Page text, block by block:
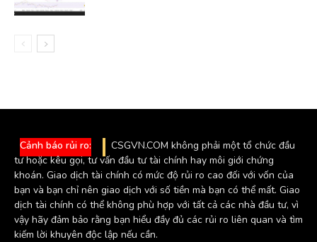
Cảnh báo rủi ro:
CSGVN.COM không phải một tổ chức đầu
tư hoặc kêu gọi, tư vấn đầu tư tài chính hay môi giới chứng
khoán. Giao dịch tài chính có mức độ rủi ro cao đối với vốn của
bạn và bạn chỉ nên giao dịch với số tiền mà bạn có thể mất. Giao
dịch tài chính có thể không phù hợp với tất cả các nhà đầu tư, vì
vậy hãy đảm bảo rằng bạn hiểu đầy đủ các rủi ro liên quan và tìm
kiếm lời khuyên độc lập nếu cần.